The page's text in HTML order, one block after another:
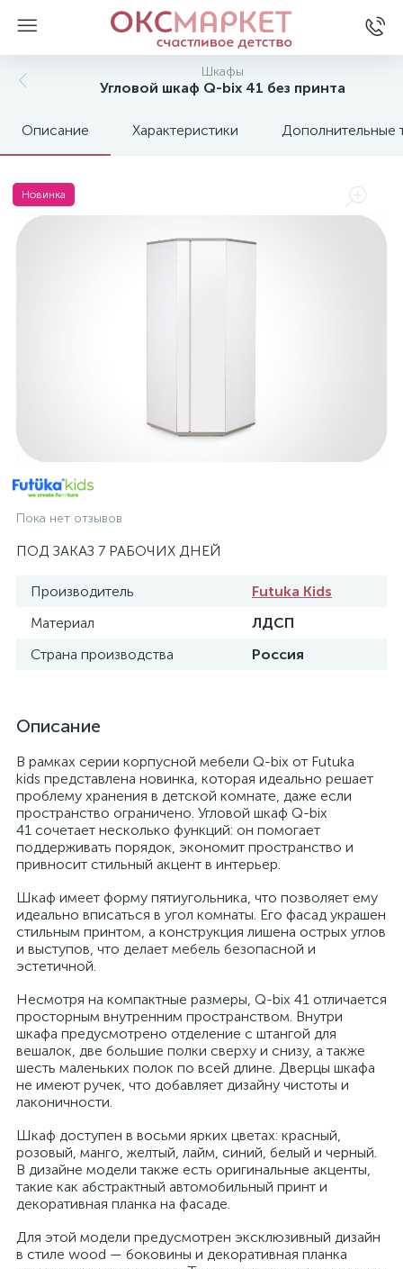
Шкафы
Угловой шкаф Q-bix 41 без принта
Описание Характеристики Дополнительные
Новинка
Пока нет отзывов
ПОД ЗАКАЗ 7 РАБОЧИХ ДНЕЙ
Производитель
Futuka Kids
Материал
ЛДСП
Страна производства
Россия
Описание
В рамках серии корпусной мебели Q-bix от Futuka
kids представлена новинка, которая идеально решает
проблему хранения в детской комнате, даже если
пространство ограничено. Угловой шкаф Q-bix
41 сочетает несколько функций: он помогает
поддерживать порядок, экономит пространство и
привносит стильный акцент в интерьер.
Шкаф имеет форму пятиугольника, что позволяет ему
идеально вписаться в угол комнаты. Его фасад украшен
стильным принтом, а конструкция лишена острых углов
и выступов, что делает мебель безопасной и
эстетичной.
Несмотря на компактные размеры, Q-bix 41 отличается
просторным внутренним пространством. Внутри
шкафа предусмотрено отделение с штангой для
вешалок, две большие полки сверху и снизу, а также
шесть маленьких полок по всей длине. Дверцы шкафа
не имеют ручек, что добавляет дизайну чистоты и
лаконичности.
Шкаф доступен в восьми ярких цветах: красный,
розовый, манго, желтый, лайм, синий, белый и черный.
В дизайне модели также есть оригинальные акценты,
такие как абстрактный автомобильный принт и
декоративная планка на фасаде.
Для этой модели предусмотрен эксклюзивный дизайн
в стиле wood — боковины и декоративная планка